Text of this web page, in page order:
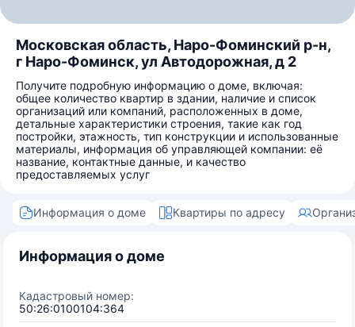
Московская область, Наро-Фоминский р-н,
г Наро-Фоминск, ул Автодорожная, д 2
Получите подробную информацию о доме, включая:
общее количество квартир в здании, наличие и список
организаций или компаний, расположенных в доме,
детальные характеристики строения, такие как год
постройки, этажность, тип конструкции и использованные
материалы, информация об управляющей компании: её
название, контактные данные, и качество
предоставляемых услуг
Информация о доме Квартиры по адресу
Информация о доме
Кадастровый номер:
50:26:0100104:364